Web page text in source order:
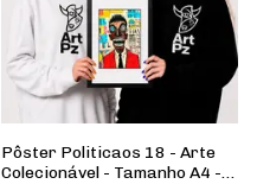
Pôster Politicaos 18 - Arte
Colecionável - Tamanho A4 -